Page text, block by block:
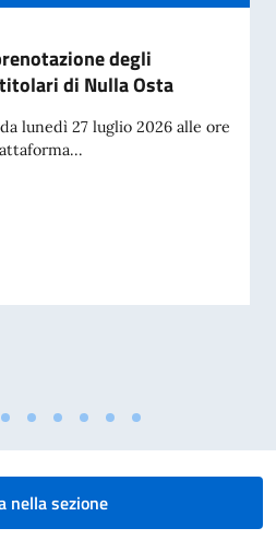
degli
di Nulla Osta
lunedì 27 luglio 2026 alle ore
prenotazione degli appuntamenti per i
nella sezione